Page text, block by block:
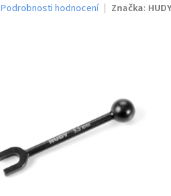
Podrobnosti hodnocení Značka: HUDY